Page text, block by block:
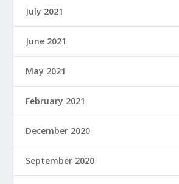
July 2021
June 2021
May 2021
February 2021
December 2020
September 2020